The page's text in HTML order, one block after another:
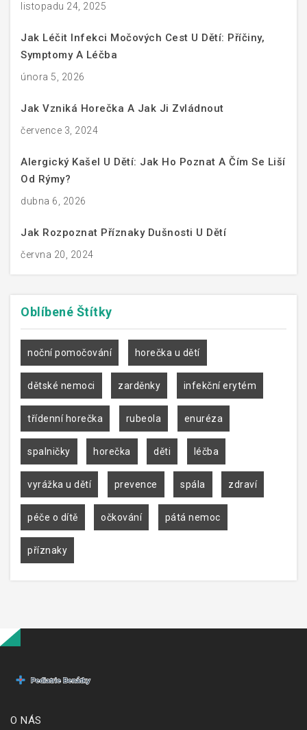
listopadu 24, 2025
Jak Léčit Infekci Močových Cest U Dětí: Příčiny,
Symptomy A Léčba
února 5, 2026
Jak Vzniká Horečka A Jak Ji Zvládnout
července 3, 2024
Alergický Kašel U Dětí: Jak Ho Poznat A Čím Se Liší
Od Rýmy?
dubna 6, 2026
Jak Rozpoznat Příznaky Dušnosti U Dětí
června 20, 2024
Oblíbené Štítky
noční pomočování horečka u dětí
dětské nemoci zarděnky infekční erytém
třídenní horečka rubeola enuréza
spalničky horečka děti léčba
vyrážka u dětí prevence spála zdraví
péče o dítě očkování pátá nemoc
příznaky
O NÁS